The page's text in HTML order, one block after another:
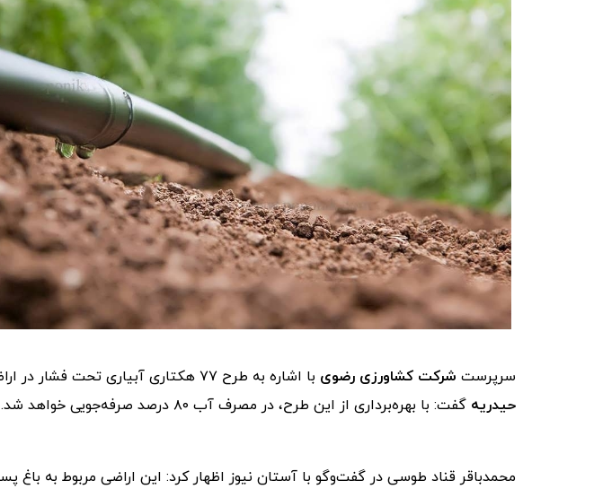
سرپرست شرکت کشاورزی رضوی با اشاره به طرح ۷۷ هکتاری آبیاری تحت فشار در اراضی
حیدریه گفت: با بهره‌برداری از این طرح، در مصرف آب ۸۰ درصد صرفه‌جویی خواهد شد.
محمدباقر قناد طوسی در گفت‌وگو با آستان نیوز اظهار کرد: این اراضی مربوط به باغ